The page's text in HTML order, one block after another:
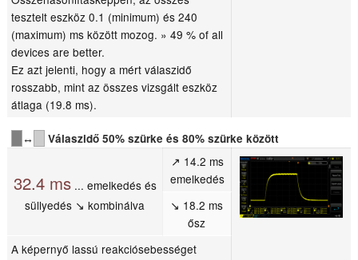
tesztelt eszköz 0.1 (minimum) és 240
(maximum) ms között mozog. » 49 % of all
devices are better.
Ez azt jelenti, hogy a mért válaszidő
rosszabb, mint az összes vizsgált eszköz
átlaga (19.8 ms).
↔ Válaszidő 50% szürke és 80% szürke között
32.4 ms... emelkedés és
süllyedés ↘ kombinálva
↗ 14.2 ms
emelkedés
↘ 18.2 ms
ősz
A képernyő lassú reakciósebességet